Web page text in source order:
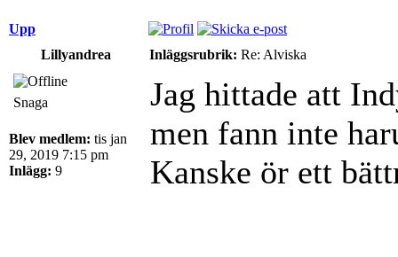
Upp
Lillyandrea
Inläggsrubrik: Re: Alviska
Snaga
Blev medlem: tis jan
29, 2019 7:15 pm
Inlägg: 9
Jag hittade att
men fann inte
Kanske ör ett